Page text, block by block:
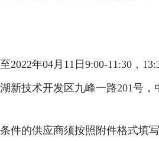
2022年04 月 11 日9:00-1 1 :30 ，
新技术开发区九峰一路201号，
件的供应商须按照附件格式填